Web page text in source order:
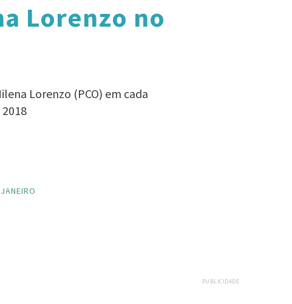
Lorenzo no
Lorenzo (PCO) em cada
PUBLICIDADE